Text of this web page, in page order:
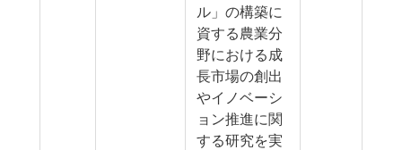
ル」の構築に
資する農業分
野における成
長市場の創出
やイノベーシ
ョン推進に関
する研究を実